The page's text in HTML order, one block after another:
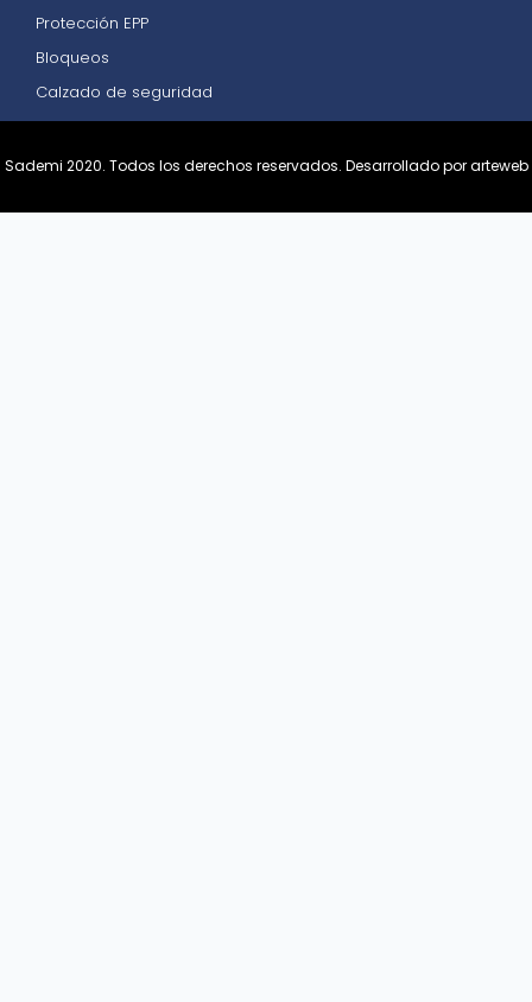
Protección EPP
Bloqueos
Calzado de seguridad
Sademi 2020. Todos los derechos reservados. Desarrollado por arteweb